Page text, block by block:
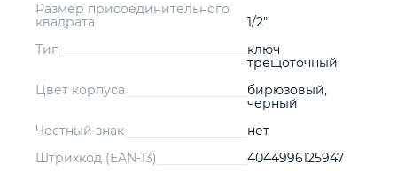
Размер присоединительного
квадрата
1/2"
Тип
ключ
трещоточный
Цвет корпуса
бирюзовый,
черный
Честный знак
нет
Штрихкод (EAN-13)
4044996125947